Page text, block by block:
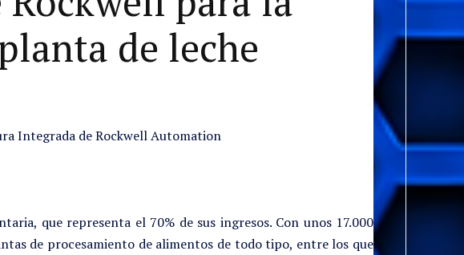
de leche
Integrada de Rockwell Automation
que representa el 70% de sus ingresos. Con unos 17.000
de procesamiento de alimentos de todo tipo, entre los que